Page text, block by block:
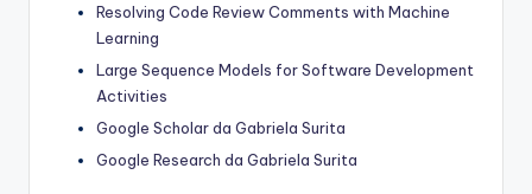
Resolving Code Review Comments with Machine
Learning
Large Sequence Models for Software Development
Activities
Google Scholar da Gabriela Surita
Google Research da Gabriela Surita